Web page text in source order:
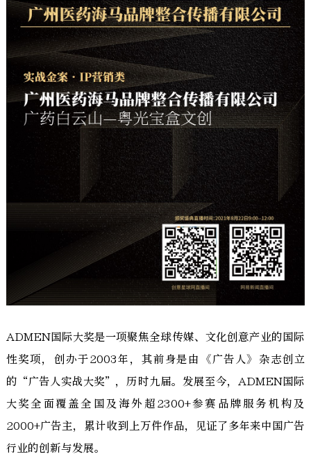
ADMEN国际大奖是一项聚焦全球传媒、文化创意产业的国际
性奖项，创办于2003年，其前身是由《广告人》杂志创立
的“广告人实战大奖”，历时九届。发展至今，ADMEN国际
大奖全面覆盖全国及海外超2300+参赛品牌服务机构及
2000+广告主，累计收到上万件作品，见证了多年来中国广告
行业的创新与发展。